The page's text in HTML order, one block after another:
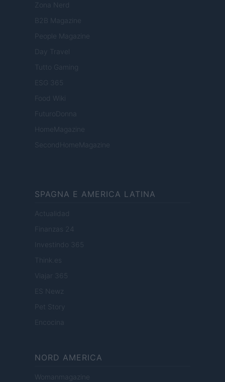
Zona Nerd
B2B Magazine
People Magazine
Day Travel
Tutto Gaming
ESG 365
Food Wiki
FuturoDonna
HomeMagazine
SecondHomeMagazine
SPAGNA E AMERICA LATINA
Actualidad
Finanzas 24
Investindo 365
Think.es
Viajar 365
ES Newz
Pet Story
Encocina
NORD AMERICA
Womanmagazine